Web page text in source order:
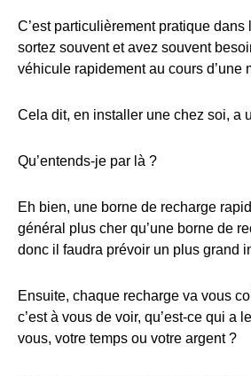
C’est particulièrement pratique dans
sortez souvent et avez souvent
véhicule rapidement au cours d’une
Cela dit, en installer une chez soi, a
Qu’entends-je par là ?
Eh bien, une borne de recharge
général plus cher qu’une borne de
donc il faudra prévoir un plus grand
Ensuite, chaque recharge va vous
c’est à vous de voir, qu’est-ce qui a
vous, votre temps ou votre argent ?